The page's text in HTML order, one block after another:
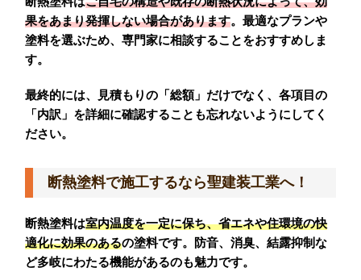
果をあまり発揮しない場合があります。最適なプランや
塗料を選ぶため、専門家に相談することをおすすめしま
す。
最終的には、見積もりの「総額」だけでなく、各項目の
「内訳」を詳細に確認することも忘れないようにしてく
ださい。
断熱塗料で施工するなら聖建装工業へ！
断熱塗料は室内温度を一定に保ち、省エネや住環境の快
適化に効果のあるの塗料です。防音、消臭、結露抑制な
ど多岐にわたる機能があるのも魅力です。